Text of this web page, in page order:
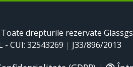
drepturile rezervate
- CUI: 32543269 | J33/896/2013